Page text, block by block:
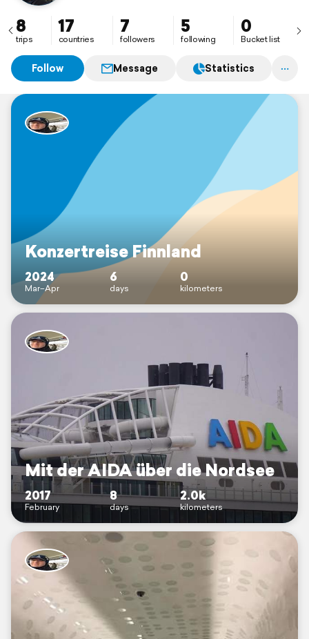
8
trips
17
countries
7
followers
5
following
0
Bucket list
Follow Message Statistics
Konzertreise Finnland
2024
Mar–Apr
6
days
0
kilometers
Mit der AIDA über die Nordsee
2017
February
8
days
2.0k
kilometers